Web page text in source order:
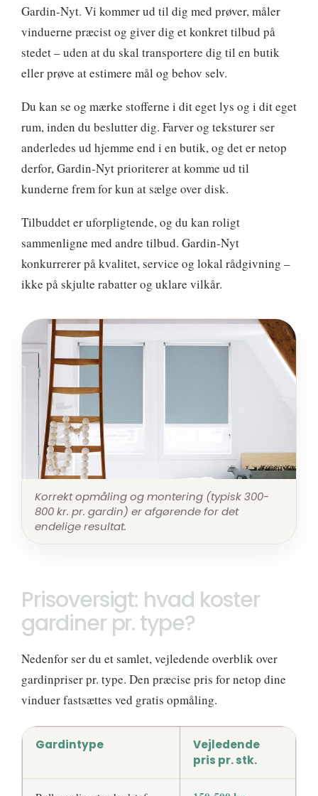
Gardin-Nyt. Vi kommer ud til dig med prøver, måler
vinduerne præcist og giver dig et konkret tilbud på
stedet – uden at du skal transportere dig til en butik
eller prøve at estimere mål og behov selv.
Du kan se og mærke stofferne i dit eget lys og i dit eget
rum, inden du beslutter dig. Farver og teksturer ser
anderledes ud hjemme end i en butik, og det er netop
derfor, Gardin-Nyt prioriterer at komme ud til
kunderne frem for kun at sælge over disk.
Tilbuddet er uforpligtende, og du kan roligt
sammenligne med andre tilbud. Gardin-Nyt
konkurrerer på kvalitet, service og lokal rådgivning –
ikke på skjulte rabatter og uklare vilkår.
Korrekt opmåling og montering (typisk 300-
800 kr. pr. gardin) er afgørende for det
endelige resultat.
Prisoversigt: hvad koster
gardiner pr. type?
Nedenfor ser du et samlet, vejledende overblik over
gardinpriser pr. type. Den præcise pris for netop dine
vinduer fastsættes ved gratis opmåling.
Gardintype
Vejledende
pris pr. stk.